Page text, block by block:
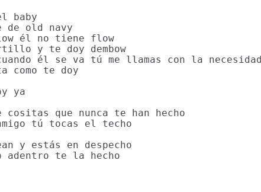
baby
de old navy
él no tiene flow
y te doy dembow
él se va tú me llamas con la necesidad
como te doy
ya
cositas que nunca te han hecho
tú tocas el techo
y estás en despecho
adentro te la hecho